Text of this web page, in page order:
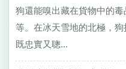
狗還能嗅出藏在貨物中的
等。在冰天雪地的北極，
既忠實又聰...